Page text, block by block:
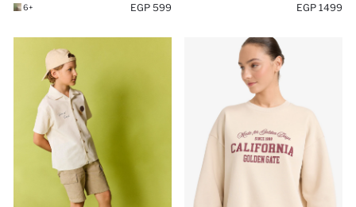
1499 EGP
599 EGP
+6